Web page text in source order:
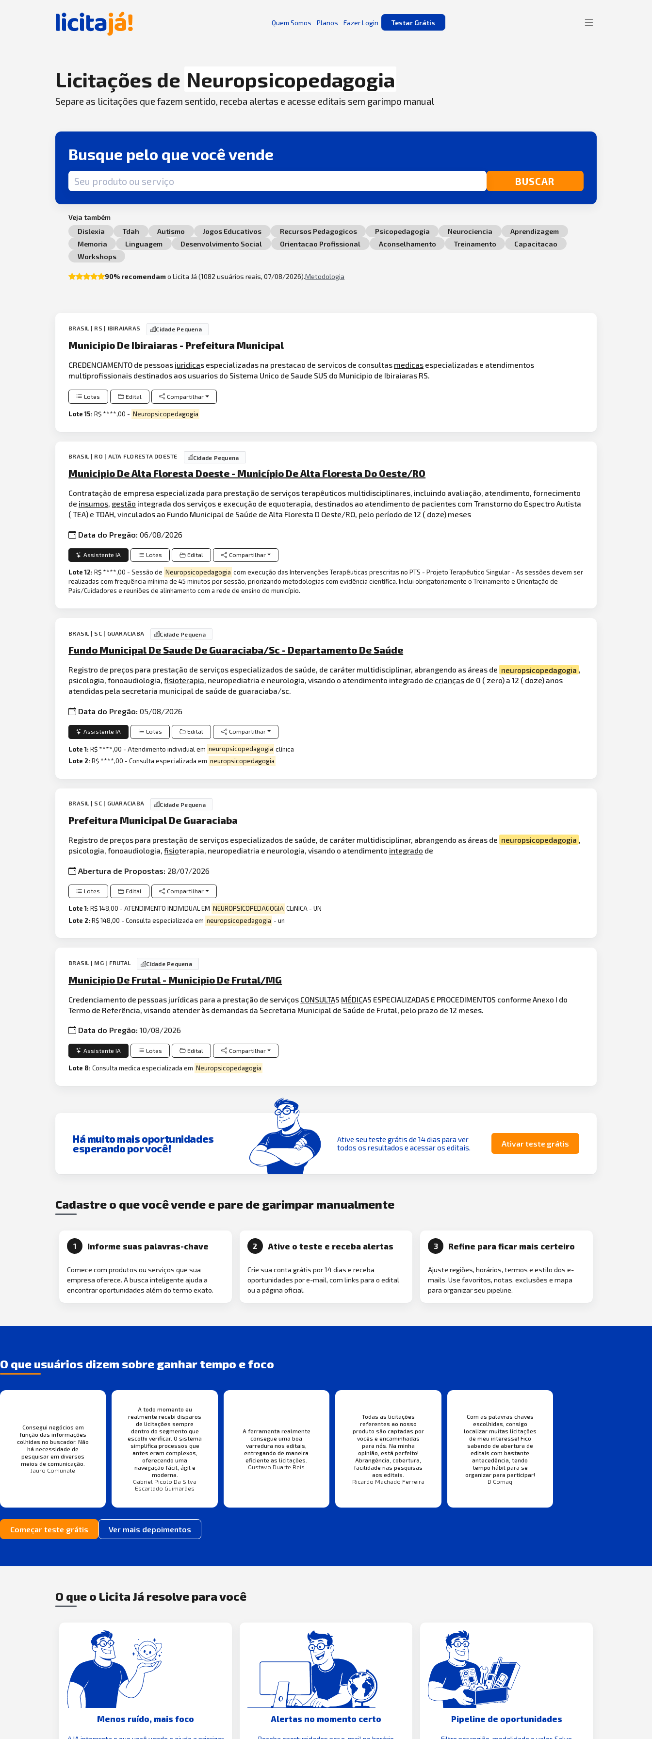
Quem Somos Planos Fazer Login Testar Grátis
Licitações de Neuropsicopedagogia
Separe as licitações que fazem sentido, receba alertas e acesse editais sem garimpo manual
Busque pelo que você vende
Termo de busca BUSCAR
Veja também
Dislexia
Tdah Autismo Jogos Educativos Recursos Pedagogicos Psicopedagogia Neurociencia
Aprendizagem
Memoria
Linguagem Desenvolvimento Social Orientacao Profissional Aconselhamento Treinamento
Capacitacao
Workshops
90% recomendamo Licita Já (1082 usuários reais, 07/08/2026).Metodologia
BRASIL | RS | IBIRAIARAS Cidade Pequena
Municipio De Ibiraiaras - Prefeitura Municipal
CREDENCIAMENTO de pessoas juridicas especializadas na prestacao de servicos de consultas medicas especializadas e atendimentos
multiprofissionais destinados aos usuarios do Sistema Unico de Saude SUS do Municipio de Ibiraiaras RS.
Lotes Edital Compartilhar
Lote 15:R$ ****,00 - Neuropsicopedagogia
BRASIL | RO | ALTA FLORESTA DOESTE Cidade Pequena
Municipio De Alta Floresta Doeste - Município De Alta Floresta Do Oeste/RO
Contratação de empresa especializada para prestação de serviços terapêuticos multidisciplinares, incluindo avaliação, atendimento, fornecimento
de insumos, gestão integrada dos serviços e execução de equoterapia, destinados ao atendimento de pacientes com Transtorno do Espectro Autista
( TEA) e TDAH, vinculados ao Fundo Municipal de Saúde de Alta Floresta D Oeste/RO, pelo período de 12 ( doze) meses
Data do Pregão:06/08/2026
Assistente IA Lotes Edital Compartilhar
Lote 12:R$ ****,00 - Sessão de Neuropsicopedagogia com execução das Intervenções Terapêuticas prescritas no PTS - Projeto Terapêutico Singular - As sessões devem ser
realizadas com frequência mínima de 45 minutos por sessão, priorizando metodologias com evidência científica. Inclui obrigatoriamente o Treinamento e Orientação de
Pais/Cuidadores e reuniões de alinhamento com a rede de ensino do município.
BRASIL | SC | GUARACIABA Cidade Pequena
Fundo Municipal De Saude De Guaraciaba/Sc - Departamento De Saúde
Registro de preços para prestação de serviços especializados de saúde, de caráter multidisciplinar, abrangendo as áreas de neuropsicopedagogia ,
psicologia, fonoaudiologia,fisioterapia, neuropediatria e neurologia, visando o atendimento integrado de crianças de 0 ( zero) a 12 ( doze) anos
atendidas pela secretaria municipal de saúde de guaraciaba/sc.
Data do Pregão:05/08/2026
Assistente IA Lotes Edital Compartilhar
Lote 1:R$ ****,00 - Atendimento individual em neuropsicopedagogia clínica
Lote 2:R$ ****,00 - Consulta especializada em neuropsicopedagogia
BRASIL | SC | GUARACIABA Cidade Pequena
Prefeitura Municipal De Guaraciaba
Registro de preços para prestação de serviços especializados de saúde, de caráter multidisciplinar, abrangendo as áreas de neuropsicopedagogia ,
psicologia, fonoaudiologia,fisioterapia, neuropediatria e neurologia, visando o atendimento integrado de
Abertura de Propostas: 28/07/2026
Lotes Edital Compartilhar
Lote 1:R$ 148,00 - ATENDIMENTO INDIVIDUAL EM NEUROPSICOPEDAGOGIA CLiNICA - UN
Lote 2:R$ 148,00 - Consulta especializada em neuropsicopedagogia - un
BRASIL | MG | FRUTAL Cidade Pequena
Municipio De Frutal - Municipio De Frutal/MG
Credenciamento de pessoas jurídicas para a prestação de serviços CONSULTAS MÉDICAS ESPECIALIZADAS E PROCEDIMENTOS conforme Anexo I do
Termo de Referência, visando atender às demandas da Secretaria Municipal de Saúde de Frutal, pelo prazo de 12 meses.
Data do Pregão:10/08/2026
Assistente IA Lotes Edital Compartilhar
Lote 8:Consulta medica especializada em Neuropsicopedagogia
Há muito mais oportunidades
esperando por você!
Ative seu teste grátis de 14 dias para ver
todos os resultados e acessar os editais.
Ativar teste grátis
Cadastre o que você vende e pare de garimpar manualmente
1 Informe suas palavras-chave
Comece com produtos ou serviços que sua
empresa oferece. A busca inteligente ajuda a
encontrar oportunidades além do termo exato.
2 Ative o teste e receba alertas
Crie sua conta grátis por 14 dias e receba
oportunidades por e-mail, com links para o edital
ou a página oficial.
3 Refine para ficar mais certeiro
Ajuste regiões, horários, termos e estilo dos e-
mails. Use favoritos, notas, exclusões e mapa
para organizar seu pipeline.
O que usuários dizem sobre ganhar tempo e foco
Consegui negócios em
função das informações
colhidas no buscador. Não
há necessidade de
pesquisar em diversos
meios de comunicação.
Jauro Comunale
A todo momento eu
realmente recebi disparos
de licitações sempre
dentro do segmento que
escolhi verificar. O sistema
simplifica processos que
antes eram complexos,
oferecendo uma
navegação fácil, ágil e
moderna.
Gabriel Picolo Da Silva
Escarlado Guimarães
A ferramenta realmente
consegue uma boa
varredura nos editais,
entregando de maneira
eficiente as licitações.
Gustavo Duarte Reis
Todas as licitações
referentes ao nosso
produto são captadas por
vocês e encaminhadas
para nós. Na minha
opinião, está perfeito!
Abrangência, cobertura,
facilidade nas pesquisas
aos editais.
Ricardo Machado Ferreira
Com as palavras chaves
escolhidas, consigo
localizar muitas licitações
de meu interesse! Fico
sabendo de abertura de
editais com bastante
antecedência, tendo
tempo hábil para se
organizar para participar!
D Comaq
Começar teste grátis Ver mais depoimentos
O que o Licita Já resolve para você
Menos ruído, mais foco Alertas no momento certo Pipeline de oportunidades